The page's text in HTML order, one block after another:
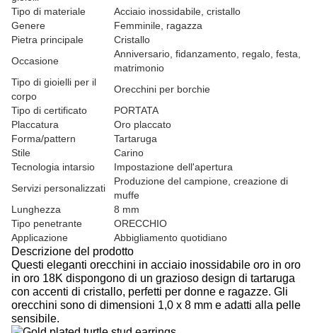
Tipo di materiale
Acciaio inossidabile, cristallo
Genere
Femminile, ragazza
Pietra principale
Cristallo
Occasione
Anniversario, fidanzamento, regalo, festa,
matrimonio
Tipo di gioielli per il
corpo
Orecchini per borchie
Tipo di certificato
PORTATA
Placcatura
Oro placcato
Forma/pattern
Tartaruga
Stile
Carino
Tecnologia intarsio
Impostazione dell'apertura
Servizi personalizzati
Produzione del campione, creazione di
muffe
Lunghezza
8 mm
Tipo penetrante
ORECCHIO
Applicazione
Abbigliamento quotidiano
Descrizione del prodotto
Questi eleganti orecchini in acciaio inossidabile oro in oro
in oro 18K dispongono di un grazioso design di tartaruga
con accenti di cristallo, perfetti per donne e ragazze. Gli
orecchini sono di dimensioni 1,0 x 8 mm e adatti alla pelle
sensibile.